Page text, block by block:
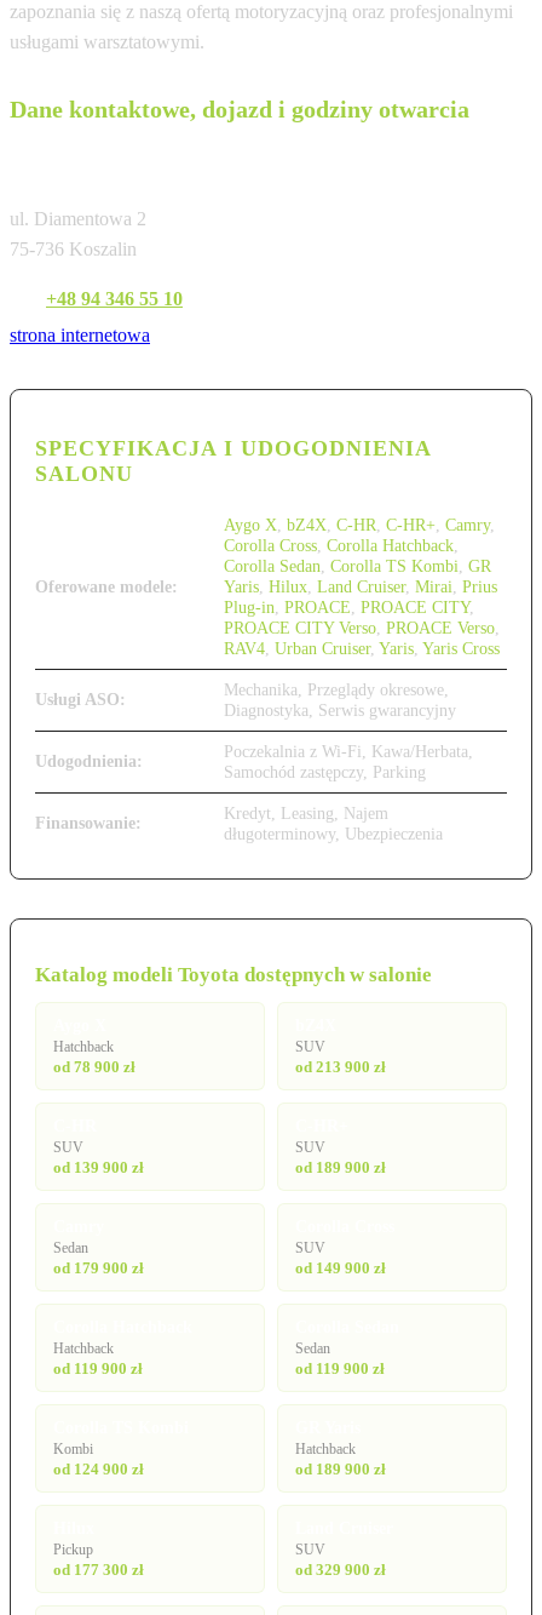
zapoznania się z naszą ofertą motoryzacyjną oraz profesjonalnymi
usługami warsztatowymi.
Dane kontaktowe, dojazd i godziny otwarcia
ul. Diamentowa 2
75-736 Koszalin
+48 94 346 55 10
strona internetowa
SPECYFIKACJA I UDOGODNIENIA
SALONU
Oferowane modele:
Aygo X bZ4X C-HR C-HR+ Camry,
Corolla Cross Corolla Hatchback
Corolla Sedan Corolla TS Kombi GR
Yaris Hilux Land Cruiser, Mirai Prius
Plug-in PROACE PROACE CITY,
PROACE CITY Verso PROACE Verso
RAV4 Urban Cruiser, Yaris Yaris Cross
Usługi ASO:
Mechanika, Przeglądy okresowe,
Diagnostyka, Serwis gwarancyjny
Udogodnienia:
Poczekalnia z Wi-Fi, Kawa/Herbata,
Samochód zastępczy, Parking
Finansowanie:
Kredyt, Leasing, Najem
długoterminowy, Ubezpieczenia
Katalog modeli Toyota dostępnych w salonie
Hatchback
od 78 900 zł
SUV
od 213 900 zł
SUV
od 139 900 zł
SUV
od 189 900 zł
Sedan
od 179 900 zł
SUV
od 149 900 zł
Hatchback
od 119 900 zł
Sedan
od 119 900 zł
Kombi
od 124 900 zł
Hatchback
od 189 900 zł
Pickup
od 177 300 zł
SUV
od 329 900 zł